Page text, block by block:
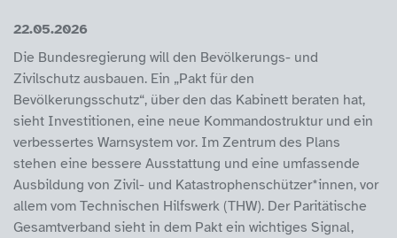
22.05.2026
Die Bundesregierung will den Bevölkerungs- und
Zivilschutz ausbauen. Ein „Pakt für den
Bevölkerungsschutz“, über den das Kabinett beraten hat,
sieht Investitionen, eine neue Kommandostruktur und ein
verbessertes Warnsystem vor. Im Zentrum des Plans
stehen eine bessere Ausstattung und eine umfassende
Ausbildung von Zivil- und Katastrophenschützer*innen, vor
allem vom Technischen Hilfswerk (THW). Der Paritätische
Gesamtverband sieht in dem Pakt ein wichtiges Signal,